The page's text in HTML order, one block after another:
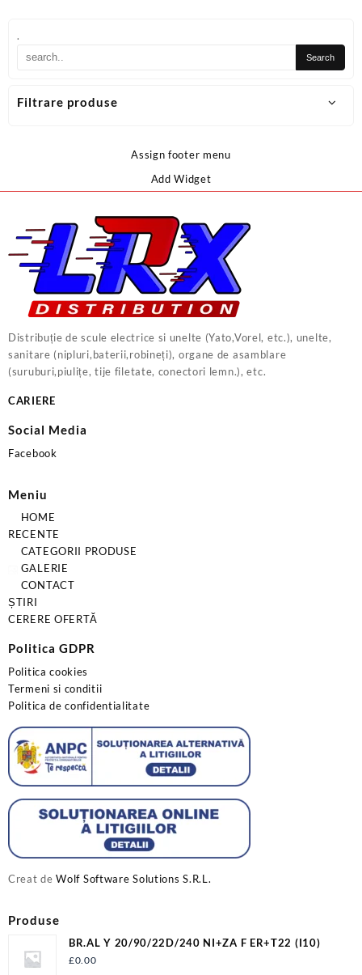
.
Filtrare produse
Assign footer menu
Add Widget
Distribuție de scule electrice si unelte (Yato,Vorel, etc.), unelte,
sanitare (nipluri,baterii,robineți), organe de asamblare
(suruburi,piulițe, tije filetate, conectori lemn.), etc.
CARIERE
Social Media
Facebook
Meniu
HOME
RECENTE
CATEGORII PRODUSE
GALERIE
CONTACT
ȘTIRI
CERERE OFERTĂ
Politica GDPR
Politica cookies
Termeni si conditii
Politica de confidentialitate
Creat deWolf Software Solutions S.R.L.
Produse
BR.AL Y 20/90/22D/240 NI+ZA F ER+T22 (I10)
£0.00